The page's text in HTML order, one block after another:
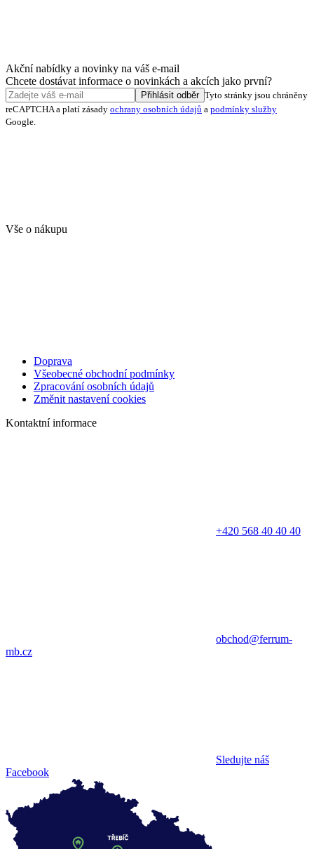
Akční nabídky a novinky na váš e-mail
Chcete dostávat informace o novinkách a akcích jako první?
Přihlásit odběr Tyto stránky jsou chráněny
reCAPTCHA a platí zásady ochrany osobních údajů a podmínky služby
Google.
Vše o nákupu
Doprava
Všeobecné obchodní podmínky
Zpracování osobních údajů
Změnit nastavení cookies
Kontaktní informace
+420 568 40 40 40
obchod@ferrum-
mb.cz
Sledujte náš
Facebook